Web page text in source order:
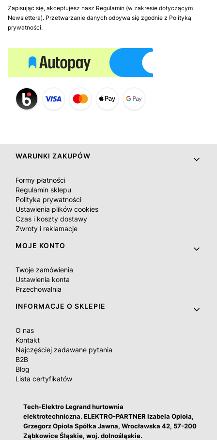
Zapisując się, akceptujesz nasz Regulamin (w zakresie dotyczącym
Newslettera). Przetwarzanie danych odbywa się zgodnie z Polityką
prywatności.
Linki w stopce
WARUNKI ZAKUPÓW
Formy płatności
Regulamin sklepu
Polityka prywatności
Ustawienia plików cookies
Czas i koszty dostawy
Zwroty i reklamacje
MOJE KONTO
Twoje zamówienia
Ustawienia konta
Przechowalnia
INFORMACJE O SKLEPIE
O nas
Kontakt
Najczęściej zadawane pytania
B2B
Blog
Lista certyfikatów
Tech-Elektro Legrand hurtownia
elektrotechniczna. ELEKTRO-PARTNER Izabela Opioła,
Grzegorz Opioła Spółka Jawna, Wrocławska 42, 57-200
Ząbkowice Śląskie, woj. dolnośląskie.